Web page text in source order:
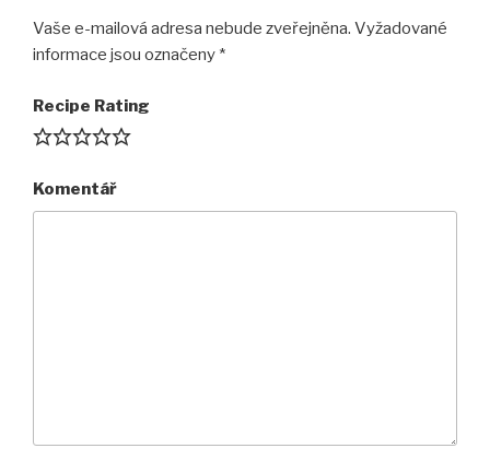
Vaše e-mailová adresa nebude zveřejněna. Vyžadované
informace jsou označeny *
Recipe Rating
Komentář